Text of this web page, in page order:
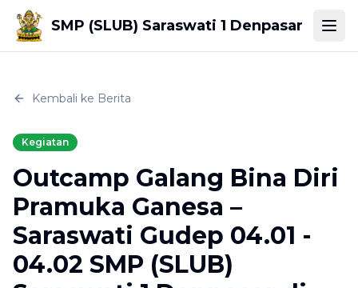
SMP (SLUB) Saraswati 1 Denpasar
Kembali ke Berita
Kegiatan
Outcamp Galang Bina Diri
Pramuka Ganesa –
Saraswati Gudep 04.01 -
04.02 SMP (SLUB)